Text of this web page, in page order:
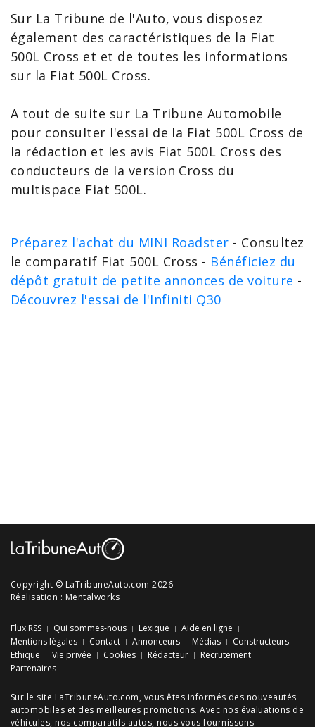
Sur La Tribune de l'Auto, vous disposez
également des caractéristiques de la Fiat
500L Cross et et de toutes les informations
sur la Fiat 500L Cross.
A tout de suite sur La Tribune Automobile
pour consulter l'essai de la Fiat 500L Cross de
la rédaction et les avis Fiat 500L Cross des
conducteurs de la version Cross du
multispace Fiat 500L.
Préparez l'achat du MINI Roadster - Consultez
le comparatif Fiat 500L Cross - Bénéficiez du
dépôt gratuit de petite annonces de voiture -
Découvrez l'essai de l'Infiniti Q30
Copyright © LaTribuneAuto.com 2026
Réalisation : Mentalworks
Flux RSS Qui sommes-nous Lexique
Aide en ligne
Mentions légales
Contact Annonceurs Médias
Constructeurs
Ethique
Vie privée Cookies Rédacteur
Recrutement
Partenaires
Sur le site LaTribuneAuto.com, vous êtes informés des nouveautés
automobiles et des meilleures promotions. Avec nos évaluations de
véhicules, nos comparatifs autos, nous vous fournissons